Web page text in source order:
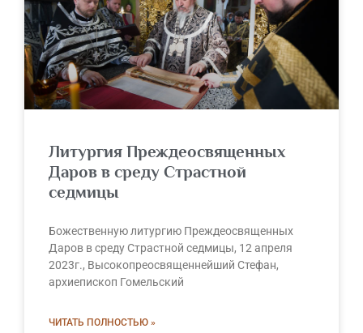
Литургия Преждеосвященных
Даров в среду Страстной
седмицы
Божественную литургию Преждеосвященных
Даров в среду Страстной седмицы, 12 апреля
2023г., Высокопреосвященнейший Стефан,
архиепископ Гомельский
ЧИТАТЬ ПОЛНОСТЬЮ »